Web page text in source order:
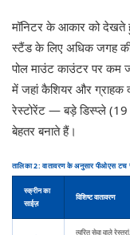
मॉनिटर के आकार को देखते
स्टैंड के लिए अधिक जगह की
पोल माउंट काउंटर पर कम
में जहां कैशियर और ग्राहक
रेस्टोरेंट — बड़े डिस्प्ले
बेहतर बनाते हैं।
तालिका 2: वातावरण के अनुसार पीओएस टच
स्क्रीन का
साईज़
विशिष्ट वातावरण
त्वरित सेवा वाले